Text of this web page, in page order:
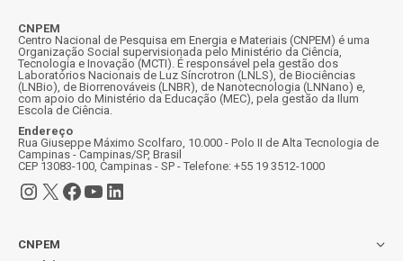
CNPEM
Centro Nacional de Pesquisa em Energia e Materiais (CNPEM) é uma
Organização Social supervisionada pelo Ministério da Ciência,
Tecnologia e Inovação (MCTI). É responsável pela gestão dos
Laboratórios Nacionais de Luz Síncrotron (LNLS), de Biociências
(LNBio), de Biorrenováveis (LNBR), de Nanotecnologia (LNNano) e,
com apoio do Ministério da Educação (MEC), pela gestão da Ilum
Escola de Ciência.
Endereço
Rua Giuseppe Máximo Scolfaro, 10.000 - Polo II de Alta Tecnologia de
Campinas - Campinas/SP, Brasil
CEP 13083-100, Campinas - SP - Telefone: +55 19 3512-1000
Instagram
X Facebook
Youtube
LinkedIn
CNPEM